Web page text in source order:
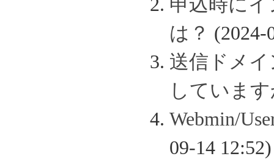
申込時に
は？ (2024-
送信ドメイ
していま
Webmin/
09-14 12:52)